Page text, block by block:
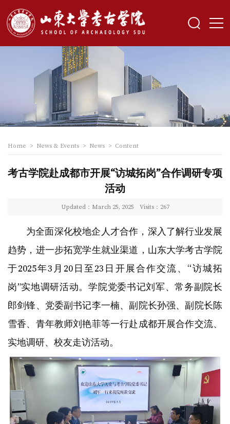
Home > News & Events > News > Content
考古学院赴成都市开展“访城拓岗”合作调研专项
活动
Updated：March 25, 2025 Visits： 267
为全面深化校地企人才合作，深入了解行业发展
趋势，进一步拓宽学生就业渠道，山东大学考古学院
于2025年3月20日至23日开展合作交流、“访城拓
岗”实地调研活动。学院党委书记刘军、常务副院长
郎剑锋、党委副书记李一楠、副院长孙强、副院长陈
雪香、青年教师刘艳菲等一行赴成都开展合作交流、
实地调研、校友走访活动。